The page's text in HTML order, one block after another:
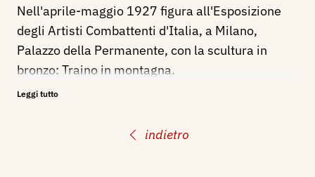
indietro
Nell'aprile-maggio 1927 figura all'Esposizione
degli Artisti Combattenti d'Italia, a Milano,
Palazzo della Permanente, con la scultura in
bronzo: Traino in montagna.
Trascorre gli ultimi anni della sua vita nel paese
Brissago Valtravaglia nell’agosto 1948.
Leggi tutto